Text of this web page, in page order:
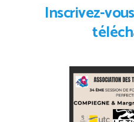
Inscrivez-